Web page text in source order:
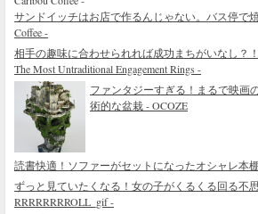
サンドイッチはお店で作るんじゃない。バス停で
Coffee -
相手の趣味に合わせられれば成功まちがいなし？
The Most Untraditional Engagement Rings -
ファンタジーすぎる！まるで映画
術的な盆栽 - OCOZE
読書快適！ソファーがセットになったオシャレ本棚
ずっと見ていたくなる！女の子がくるくる回る不
RRRRRRRROLL_gif -